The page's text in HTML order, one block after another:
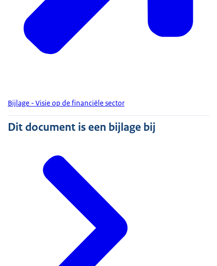
Bijlage - Visie op de financiële sector
Dit document is een bijlage bij